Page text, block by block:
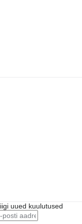
uued kuulutused